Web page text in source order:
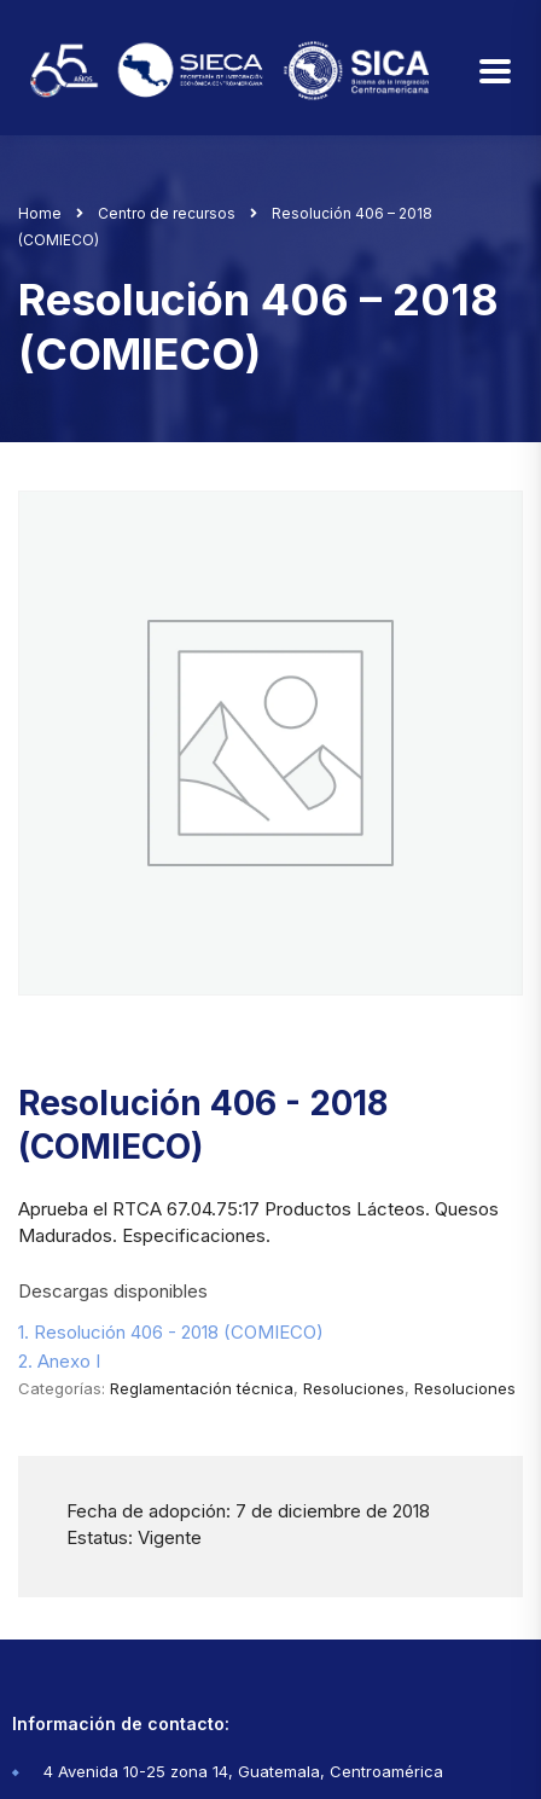
Home Centro de recursos
Resolución 406 – 2018
(COMIECO)
Resolución 406 – 2018
(COMIECO)
Resolución 406 - 2018
(COMIECO)
Aprueba el RTCA 67.04.75:17 Productos Lácteos. Quesos
Madurados. Especificaciones.
Descargas disponibles
1. Resolución 406 - 2018 (COMIECO)
2. Anexo I
Categorías: Reglamentación técnica, Resoluciones, Resoluciones
Fecha de adopción: 7 de diciembre de 2018
Estatus: Vigente
Información de contacto:
4 Avenida 10-25 zona 14, Guatemala, Centroamérica